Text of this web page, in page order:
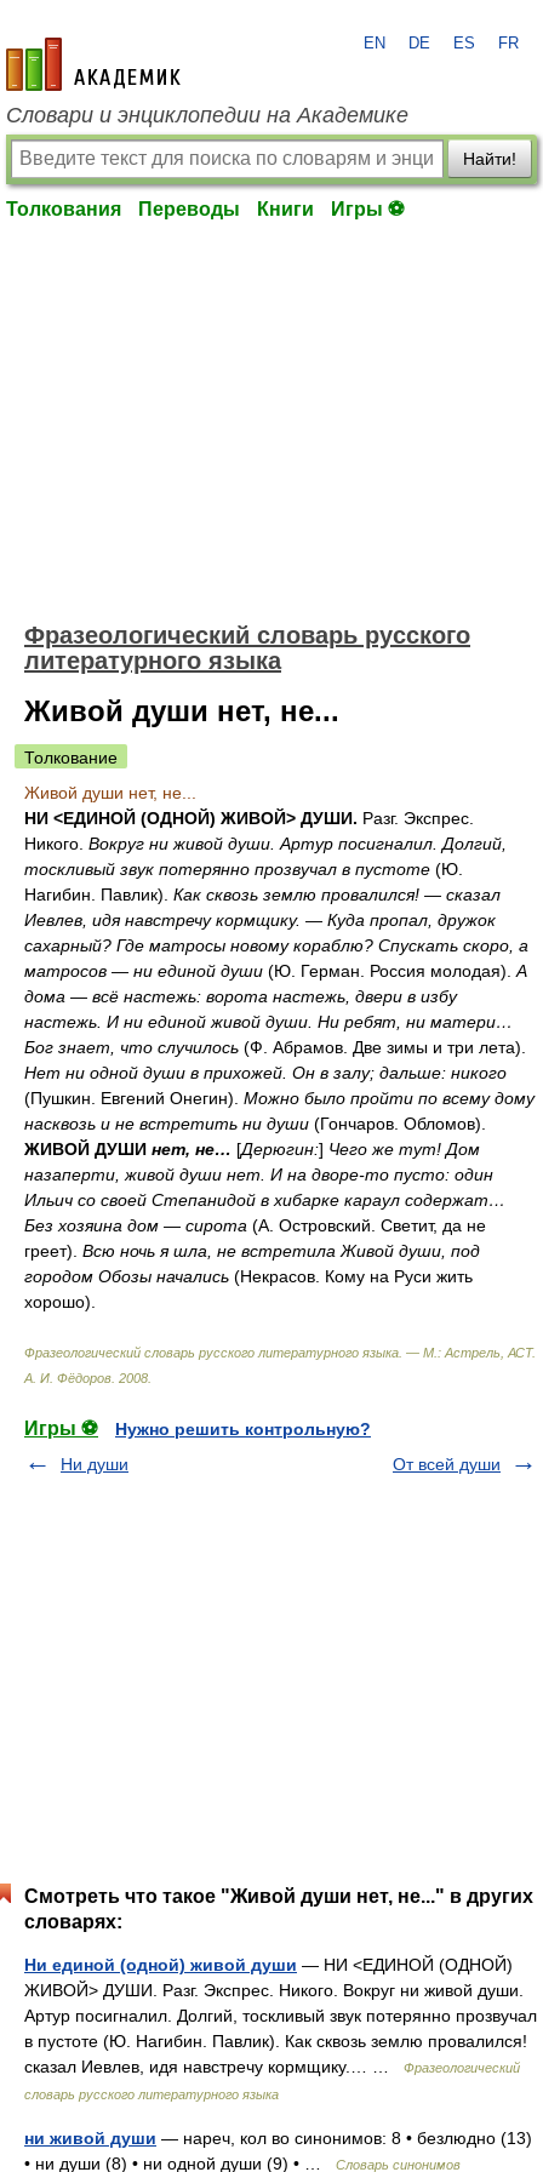
academic.ru
EN DE ES FR
Словари и энциклопедии на Академике
Найти!
Толкования Переводы Книги Игры ⚽
Фразеологический словарь русского
литературного языка
Живой души нет, не...
Толкование
Живой души нет, не...
НИ <ЕДИНОЙ (ОДНОЙ) ЖИВОЙ> ДУШИ. Разг. Экспрес.
Никого. Вокруг ни живой души. Артур посигналил. Долгий,
тоскливый звук потерянно прозвучал в пустоте (Ю.
Нагибин. Павлик). Как сквозь землю провалился! — сказал
Иевлев, идя навстречу кормщику. — Куда пропал, дружок
сахарный? Где матросы новому кораблю? Спускать скоро, а
матросов — ни единой души (Ю. Герман. Россия молодая). А
дома — всё настежь: ворота настежь, двери в избу
настежь. И ни единой живой души. Ни ребят, ни матери…
Бог знает, что случилось (Ф. Абрамов. Две зимы и три лета).
Нет ни одной души в прихожей. Он в залу; дальше: никого
(Пушкин. Евгений Онегин). Можно было пройти по всему дому
насквозь и не встретить ни души (Гончаров. Обломов).
ЖИВОЙ ДУШИ нет, не… [Дерюгин:] Чего же тут! Дом
назаперти, живой души нет. И на дворе-то пусто: один
Ильич со своей Степанидой в хибарке караул содержат…
Без хозяина дом — сирота (А. Островский. Светит, да не
греет). Всю ночь я шла, не встретила Живой души, под
городом Обозы начались (Некрасов. Кому на Руси жить
хорошо).
Фразеологический словарь русского литературного языка. — М.: Астрель, АСТ.
А. И. Фёдоров 2008
Игры ⚽
Нужно решить контрольную?
Ни души
От всей души
Смотреть что такое "Живой души нет, не..." в других
словарях:
Ни единой (одной) живой души — НИ <ЕДИНОЙ (ОДНОЙ)
ЖИВОЙ> ДУШИ. Разг. Экспрес. Никого. Вокруг ни живой души.
Артур посигналил. Долгий, тоскливый звук потерянно прозвучал
в пустоте (Ю. Нагибин. Павлик). Как сквозь землю провалился!
сказал Иевлев, идя навстречу кормщику.… …
Фразеологический
словарь русского литературного языка
ни живой души — нареч, кол во синонимов: 8 • безлюдно (13)
• ни души (8) • ни одной души (9) • …
Словарь синонимов